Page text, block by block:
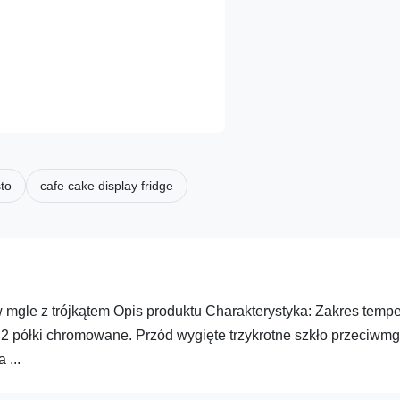
cafe cake display fridge
z trójkątem Opis produktu Charakterystyka: Zakres
chromowane. Przód wygięte trzykrotne szkło
...